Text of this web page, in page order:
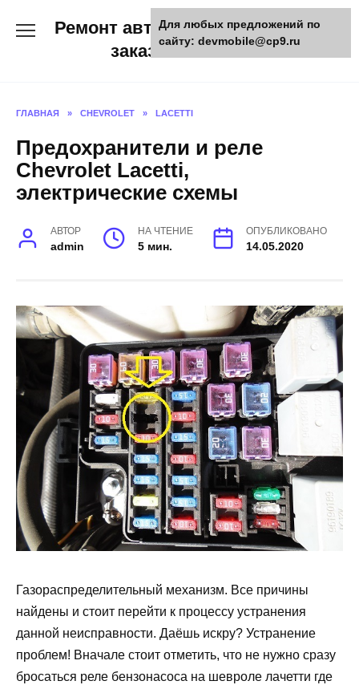
Ремонт авто и мото техники,
заказ запчастей
ГЛАВНАЯ » CHEVROLET » LACETTI
Предохранители и реле
Chevrolet Lacetti,
электрические схемы
АВТОР
admin
НА ЧТЕНИЕ
5 мин.
ОПУБЛИКОВАНО
14.05.2020
Газораспределительный механизм. Все причины
найдены и стоит перейти к процессу устранения
данной неисправности. Даёшь искру? Устранение
проблем! Вначале стоит отметить, что не нужно сразу
бросаться реле бензонасоса на шевроле лачетти где
Для любых предложений по
сайту: devmobile@cp9.ru